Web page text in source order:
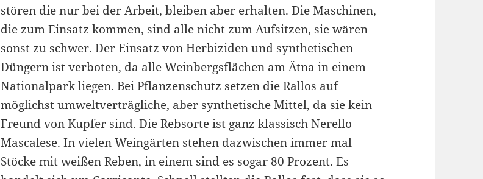
stören die nur bei der Arbeit, bleiben aber erhalten. Die Maschinen,
die zum Einsatz kommen, sind alle nicht zum Aufsitzen, sie wären
sonst zu schwer. Der Einsatz von Herbiziden und synthetischen
Düngern ist verboten, da alle Weinbergsflächen am Ätna in einem
Nationalpark liegen. Bei Pflanzenschutz setzen die Rallos auf
möglichst umweltverträgliche, aber synthetische Mittel, da sie kein
Freund von Kupfer sind. Die Rebsorte ist ganz klassisch Nerello
Mascalese. In vielen Weingärten stehen dazwischen immer mal
Stöcke mit weißen Reben, in einem sind es sogar 80 Prozent. Es